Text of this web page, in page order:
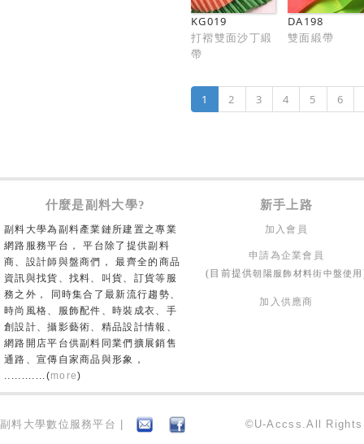
KG019
打褶雙面沙丁緞
帶
DA198
雙面緞帶
1 2 3 4 5 6
什麼是副料大學? 新手上路
副料大學為副料產業鏈所建置之專業
網路服務平台， 平台除了提供副料
商、設計師與盤商們， 最齊全的商品
資訊與找貨、找料、叫貨、訂貨等服
務之外， 同時集合了最新流行趨勢、
時尚風格、服飾配件、時裝成衣、手
創設計、攝影藝術、精品設計情報、
網路開店平台供副料同業們擴展銷售
通路、宣傳自家商品與形象，
............(more)
加入會員
申請為企業會員
(目前提供朝陽服飾材料街中盤使用
加入供應商
副料大學數位服務平台 | ©U-Accss.All Rights